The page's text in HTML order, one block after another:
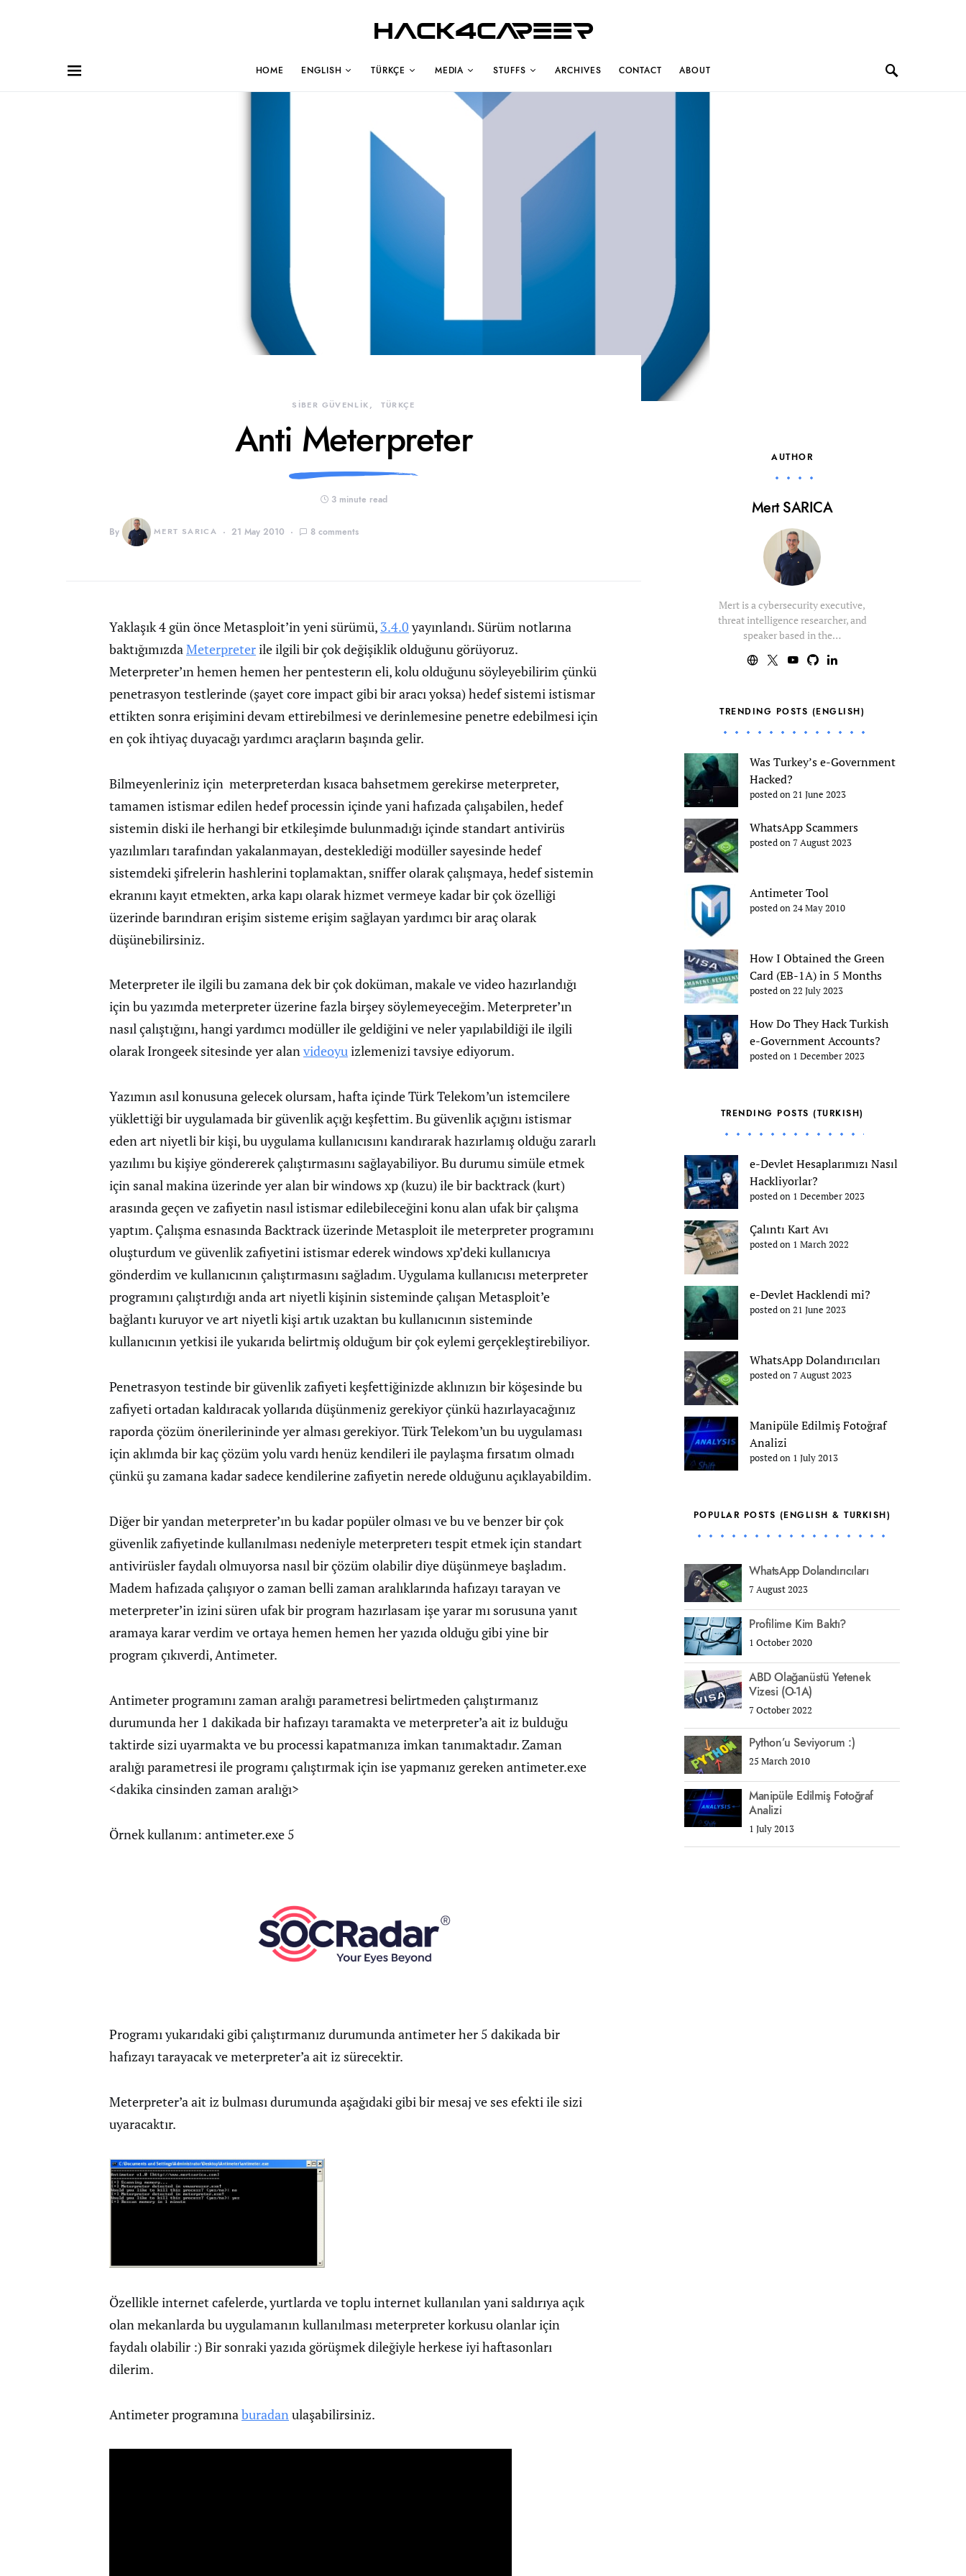
Hack4Career
HOME ENGLISH TÜRKÇE MEDIA STUFFS ARCHIVES CONTACT ABOUT
SİBER GÜVENLİK TÜRKÇE
Anti Meterpreter
3 minute read
By MERT SARICA 21 May 2010 8 comments
Yaklaşık 4 gün önce Metasploit’in yeni sürümü, 3.4.0yayınlandı. Sürüm notlarına
baktığımızdaMeterpreterile ilgili bir çok değişiklik olduğunu görüyoruz.
Meterpreter’ın hemen hemen her pentesterın eli, kolu olduğunu söyleyebilirim çünkü
penetrasyon testlerinde (şayet core impact gibi bir aracı yoksa) hedef sistemi istismar
ettikten sonra erişimini devam ettirebilmesi ve derinlemesine penetre edebilmesi için
en çok ihtiyaç duyacağı yardımcı araçların başında gelir.
Bilmeyenleriniz için meterpreterdan kısaca bahsetmem gerekirse meterpreter,
tamamen istismar edilen hedef processin içinde yani hafızada çalışabilen, hedef
sistemin diski ile herhangi bir etkileşimde bulunmadığı içinde standart antivirüs
yazılımları tarafından yakalanmayan, desteklediği modüller sayesinde hedef
sistemdeki şifrelerin hashlerini toplamaktan, sniffer olarak çalışmaya, hedef sistemin
ekranını kayıt etmekten, arka kapı olarak hizmet vermeye kadar bir çok özelliği
üzerinde barındıran erişim sisteme erişim sağlayan yardımcı bir araç olarak
düşünebilirsiniz.
Meterpreter ile ilgili bu zamana dek bir çok doküman, makale ve video hazırlandığı
için bu yazımda meterpreter üzerine fazla birşey söylemeyeceğim. Meterpreter’ın
nasıl çalıştığını, hangi yardımcı modüller ile geldiğini ve neler yapılabildiği ile ilgili
olarak Irongeek sitesinde yer alanvideoyuizlemenizi tavsiye ediyorum.
Yazımın asıl konusuna gelecek olursam, hafta içinde Türk Telekom’un istemcilere
yüklettiği bir uygulamada bir güvenlik açığı keşfettim. Bu güvenlik açığını istismar
eden art niyetli bir kişi, bu uygulama kullanıcısını kandırarak hazırlamış olduğu zararlı
yazılımı bu kişiye göndererek çalıştırmasını sağlayabiliyor. Bu durumu simüle etmek
için sanal makina üzerinde yer alan bir windows xp (kuzu) ile bir backtrack (kurt)
arasında geçen ve zafiyetin nasıl istismar edilebileceğini konu alan ufak bir çalışma
yaptım. Çalışma esnasında Backtrack üzerinde Metasploit ile meterpreter programını
oluşturdum ve güvenlik zafiyetini istismar ederek windows xp’deki kullanıcıya
gönderdim ve kullanıcının çalıştırmasını sağladım. Uygulama kullanıcısı meterpreter
programını çalıştırdığı anda art niyetli kişinin sisteminde çalışan Metasploit’e
bağlantı kuruyor ve art niyetli kişi artık uzaktan bu kullanıcının sisteminde
kullanıcının yetkisi ile yukarıda belirtmiş olduğum bir çok eylemi gerçekleştirebiliyor.
Penetrasyon testinde bir güvenlik zafiyeti keşfettiğinizde aklınızın bir köşesinde bu
zafiyeti ortadan kaldıracak yollarıda düşünmeniz gerekiyor çünkü hazırlayacağınız
raporda çözüm önerilerininde yer alması gerekiyor. Türk Telekom’un bu uygulaması
için aklımda bir kaç çözüm yolu vardı henüz kendileri ile paylaşma fırsatım olmadı
çünkü şu zamana kadar sadece kendilerine zafiyetin nerede olduğunu açıklayabildim.
Diğer bir yandan meterpreter’ın bu kadar popüler olması ve bu ve benzer bir çok
güvenlik zafiyetinde kullanılması nedeniyle meterpreterı tespit etmek için standart
antivirüsler faydalı olmuyorsa nasıl bir çözüm olabilir diye düşünmeye başladım.
Madem hafızada çalışıyor o zaman belli zaman aralıklarında hafızayı tarayan ve
meterpreter’in izini süren ufak bir program hazırlasam işe yarar mı sorusuna yanıt
aramaya karar verdim ve ortaya hemen hemen her yazıda olduğu gibi yine bir
program çıkıverdi, Antimeter.
Antimeter programını zaman aralığı parametresi belirtmeden çalıştırmanız
durumunda her 1 dakikada bir hafızayı taramakta ve meterpreter’a ait iz bulduğu
taktirde sizi uyarmakta ve bu processi kapatmanıza imkan tanımaktadır. Zaman
aralığı parametresi ile programı çalıştırmak için ise yapmanız gereken antimeter.exe
<dakika cinsinden zaman aralığı>
Örnek kullanım: antimeter.exe 5
Programı yukarıdaki gibi çalıştırmanız durumunda antimeter her 5 dakikada bir
hafızayı tarayacak ve meterpreter’a ait iz sürecektir.
Meterpreter’a ait iz bulması durumunda aşağıdaki gibi bir mesaj ve ses efekti ile sizi
uyaracaktır.
Özellikle internet cafelerde, yurtlarda ve toplu internet kullanılan yani saldırıya açık
olan mekanlarda bu uygulamanın kullanılması meterpreter korkusu olanlar için
faydalı olabilir :) Bir sonraki yazıda görüşmek dileğiyle herkese iyi haftasonları
dilerim.
Antimeter programına buradan ulaşabilirsiniz.
AUTHOR
Mert SARICA
Mert is a cybersecurity executive,
threat intelligence researcher, and
speaker based in the…
TRENDING POSTS (ENGLISH)
Was Turkey’s e-Government
Hacked?
posted on 21 June 2023
WhatsApp Scammers
posted on 7 August 2023
Antimeter Tool
posted on 24 May 2010
How I Obtained the Green
Card (EB-1A) in 5 Months
posted on 22 July 2023
How Do They Hack Turkish
e-Government Accounts?
posted on 1 December 2023
TRENDING POSTS (TURKISH)
e-Devlet Hesaplarımızı Nasıl
Hackliyorlar?
posted on 1 December 2023
Çalıntı Kart Avı
posted on 1 March 2022
e-Devlet Hacklendi mi?
posted on 21 June 2023
WhatsApp Dolandırıcıları
posted on 7 August 2023
Manipüle Edilmiş Fotoğraf
Analizi
posted on 1 July 2013
POPULAR POSTS (ENGLISH & TURKISH)
WhatsApp Dolandırıcıları
7 August 2023
Profilime Kim Baktı?
1 October 2020
ABD Olağanüstü Yetenek
Vizesi (O-1A)
7 October 2022
Python’u Seviyorum :)
25 March 2010
Manipüle Edilmiş Fotoğraf
Analizi
1 July 2013